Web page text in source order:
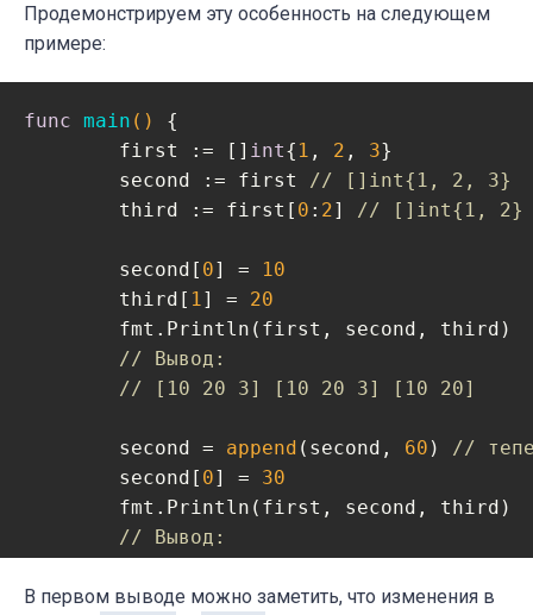
Продемонстрируем эту особенность на следующем
примере:
func main ()
{
	first := []
int{ 1 , 2 , 3}
	second := first
// []int{1, 2, 3}
	third := first[
0 : 2] // []int{1, 2}
	second[
0] =
10
	third[
1] = 20
// Вывод:
// [10 20 3] [10 20 3] [10 20]
	second =
append (second, 60 ) //
	second[
0] = 30
// Вывод:
В первом выводе можно заметить, что изменения в